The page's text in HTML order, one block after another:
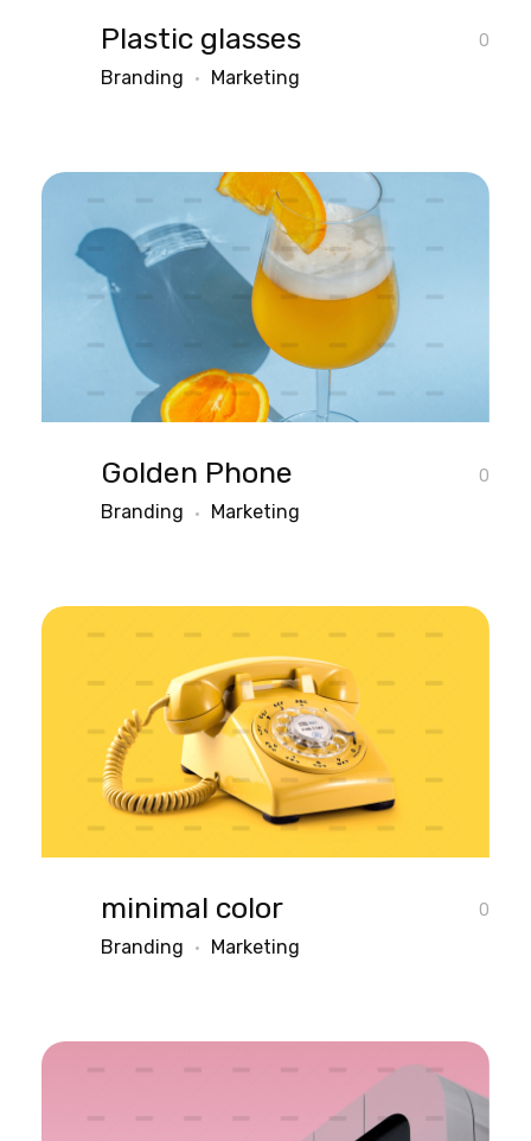
Plastic glasses 0
Branding Marketing
Golden Phone 0
Branding Marketing
minimal color 0
Branding Marketing